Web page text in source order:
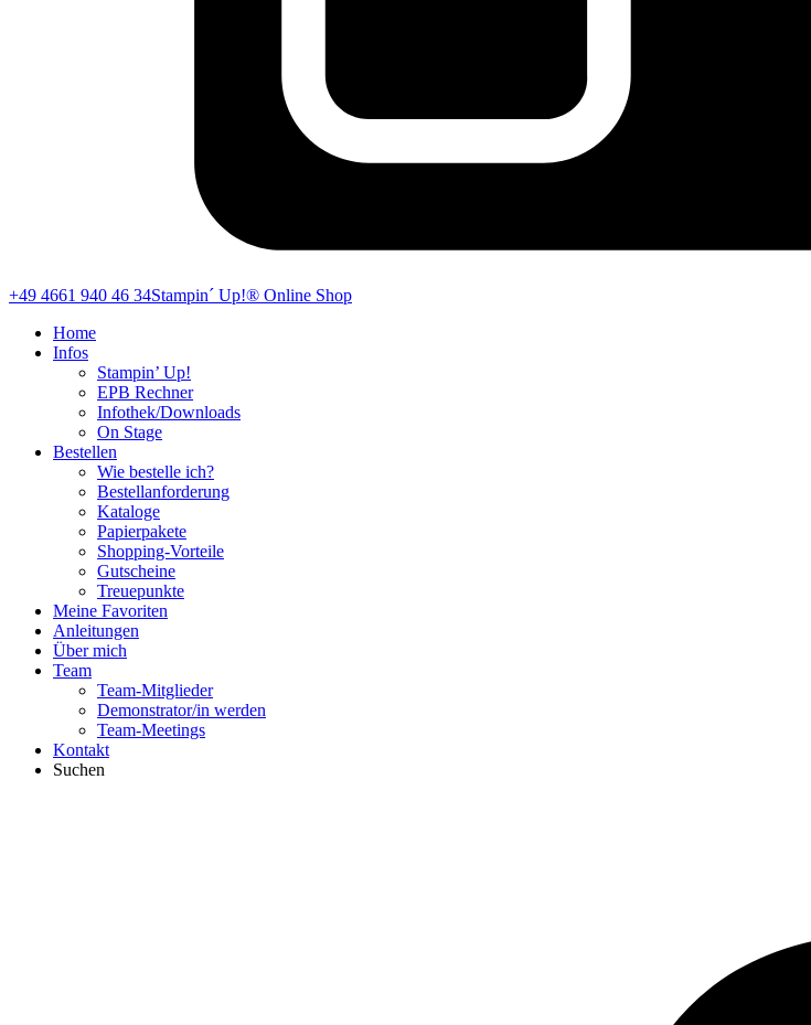
+49 4661 940 46 34Stampin´ Up!® Online Shop
Home
Infos
Stampin’ Up!
EPB Rechner
Infothek/Downloads
On Stage
Bestellen
Wie bestelle ich?
Bestellanforderung
Kataloge
Papierpakete
Shopping-Vorteile
Gutscheine
Treuepunkte
Meine Favoriten
Anleitungen
Über mich
Team
Team-Mitglieder
Demonstrator/in werden
Team-Meetings
Kontakt
Suchen